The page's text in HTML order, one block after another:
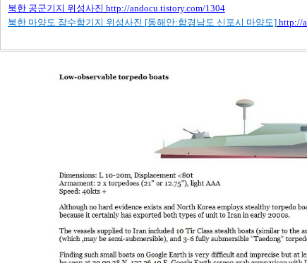
북한 공군기지 위성사진 http://andocu.tistory.com/1304
북한 마양도 잠수함기지 위성사진 [동해안:함경남도 신포시 마양도] http://